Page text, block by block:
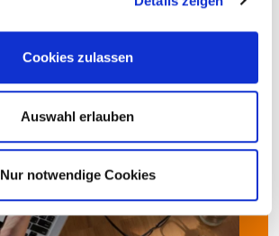
Cookies zulassen
Auswahl erlauben
Nur notwendige Cookies